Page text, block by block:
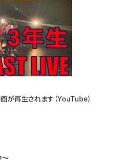
が再生されます（YouTube）